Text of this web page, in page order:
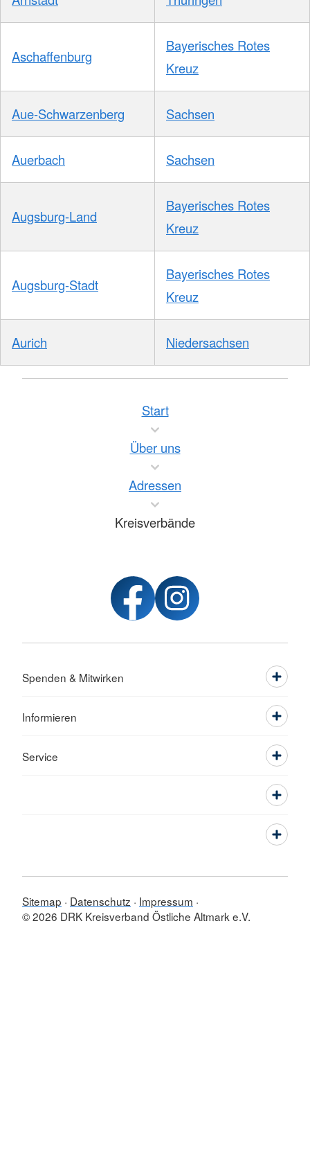
Aschaffenburg
Bayerisches Rotes
Kreuz
Aue-Schwarzenberg Sachsen
Auerbach Sachsen
Augsburg-Land
Bayerisches Rotes
Kreuz
Augsburg-Stadt
Bayerisches Rotes
Kreuz
Aurich Niedersachsen
Start
Über uns
Adressen
Kreisverbände
Spenden & Mitwirken
Informieren
Service
Sitemap Datenschutz
Impressum
© 2026 DRK Kreisverband Östliche Altmark e.V.